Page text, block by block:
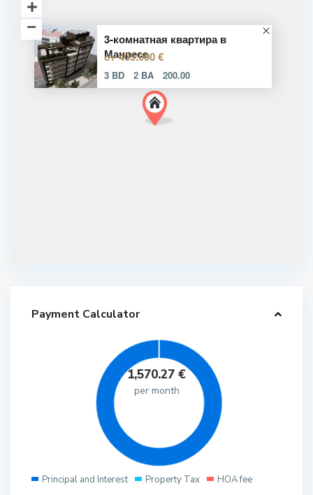
3-комнатная квартира в
Манресе
от 405.000 €
3 BD 2 BA 200.00
Payment Calculator
1,570.27 €
per month
Principal and Interest Property Tax
HOA fee